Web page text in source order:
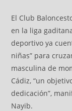
El Club
en la liga
deportivo ya
niñas” para
masculina de
Cádiz, “un
dedicación”,
Nayib.